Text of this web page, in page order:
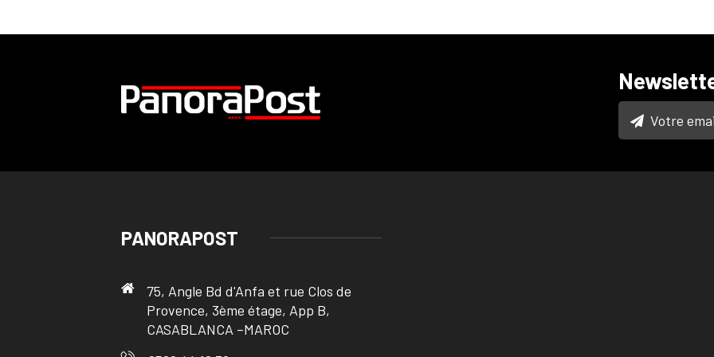
PANORAPOST
75, Angle Bd d'Anfa et rue Clos de
Provence, 3ème étage, App B,
CASABLANCA –MAROC